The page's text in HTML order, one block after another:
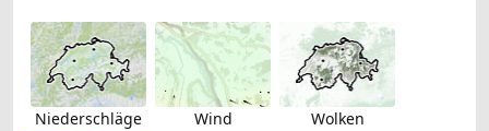
Niederschläge Wind Wolken